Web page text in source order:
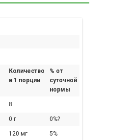
Количество
в 1 порции
% от
суточной
нормы
8
0 г 0%?
120 мг 5%